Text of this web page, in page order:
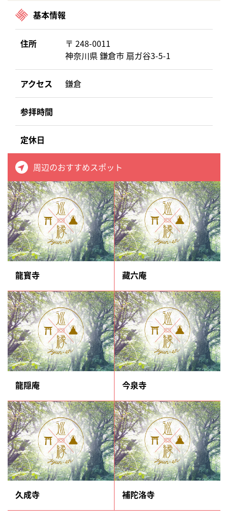
基本情報
住所
〒 248-0011
神奈川県 鎌倉市 扇ガ谷3-5-1
アクセス 鎌倉
参拝時間
定休日
周辺のおすすめスポット
龍寳寺 藏六庵
龍隠庵 今泉寺
久成寺 補陀洛寺